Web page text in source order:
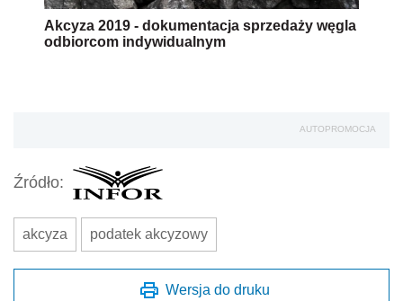
Akcyza 2019 - dokumentacja sprzedaży węgla
odbiorcom indywidualnym
AUTOPROMOCJA
Źródło:
akcyza podatek akcyzowy
Wersja do druku